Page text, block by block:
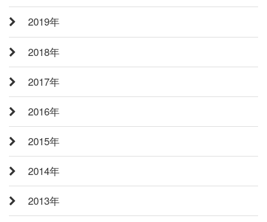
2019年
2018年
2017年
2016年
2015年
2014年
2013年